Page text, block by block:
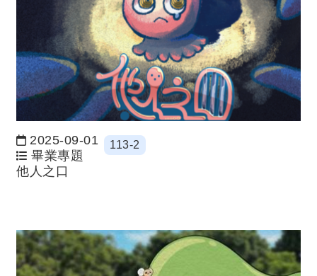
日期：
2025-09-01
畢業專題
113-2
他人之口